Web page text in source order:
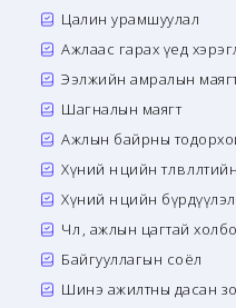
Цалин урамшуулал
Ажлаас гарах үед
Ээлжийн амралын
Шагналын маягт
Ажлын байрны
Хүний нөөцийн
Хүний нөөцийн
Чөлөө, ажлын цагтай
Байгууллагын соёл
Шинэ ажилтны дасан